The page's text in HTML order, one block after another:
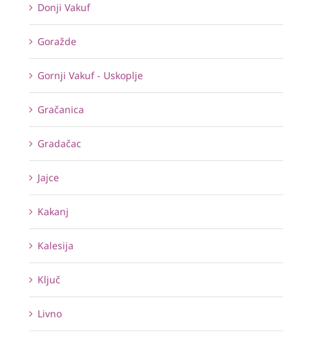
Donji Vakuf
Goražde
Gornji Vakuf - Uskoplje
Gračanica
Gradačac
Jajce
Kakanj
Kalesija
Ključ
Livno